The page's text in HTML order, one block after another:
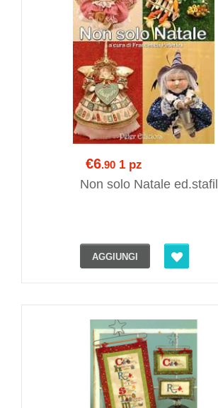
€6.90 1 pz
Non solo Natale ed.stafil
AGGIUNGI